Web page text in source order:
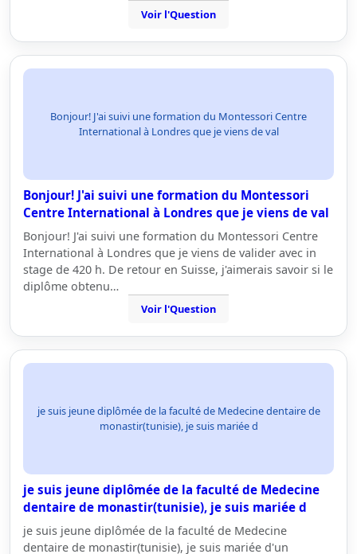
Voir l'Question
Bonjour! J'ai suivi une formation du Montessori Centre
International à Londres que je viens de val
Bonjour! J'ai suivi une formation du Montessori
Centre International à Londres que je viens de val
Bonjour! J'ai suivi une formation du Montessori Centre
International à Londres que je viens de valider avec in
stage de 420 h. De retour en Suisse, j'aimerais savoir si le
diplôme obtenu…
Voir l'Question
je suis jeune diplômée de la faculté de Medecine dentaire de
monastir(tunisie), je suis mariée d
je suis jeune diplômée de la faculté de Medecine
dentaire de monastir(tunisie), je suis mariée d
je suis jeune diplômée de la faculté de Medecine
dentaire de monastir(tunisie), je suis mariée d'un